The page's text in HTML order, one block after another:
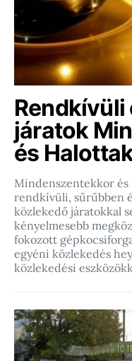
járatok
és
Mindenszentekkor és
rendkívüli, sűrűbben
közlekedő járatokkal
kényelmesebb
fokozott
egyéni közlekedés
közlekedési